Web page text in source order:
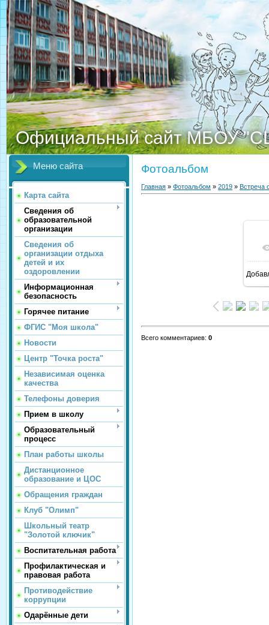
Официальный сайт МБОУ
Меню сайта
Карта сайта
Сведения об
образовательной
организации
Сведения об
организации отдыха
детей и их
оздоровлении
Информационная
безопасность
Горячее питание
ФГИС "Моя школа"
Новости
Центр "Точка роста"
Независимая оценка
качества
Телефоны доверия
Прием в школу
Образовательный
процесс
План работы школы
Дистанционное
образование и ЦОС
Обращения граждан
Клуб "Олимп"
Школьный театр
"Золотой ключик"
Воспитательная работа
Профилактическая и
правовая работа
Противодействие
коррупции
Одарённые дети
Фотоальбом
Главная » Фотоальбом » 2019 » Встреча
Всего комментариев: 0